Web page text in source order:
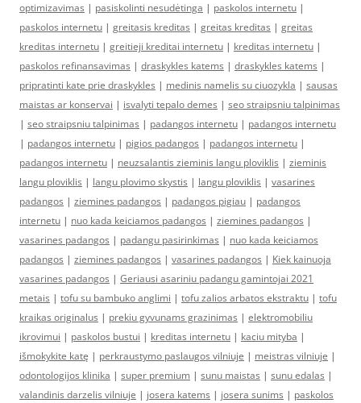
optimizavimas | pasiskolinti nesudėtinga | paskolos internetu |
paskolos internetu | greitasis kreditas | greitas kreditas | greitas
kreditas internetu | greitieji kreditai internetu | kreditas internetu |
paskolos refinansavimas | draskykles katems | draskykles katems |
pripratinti kate prie draskykles | medinis namelis su ciuozykla | sausas
maistas ar konservai | isvalyti tepalo demes | seo straipsniu talpinimas
| seo straipsniu talpinimas | padangos internetu | padangos internetu
| padangos internetu | pigios padangos | padangos internetu |
padangos internetu | neuzsalantis zieminis langu ploviklis | zieminis
langu ploviklis | langu plovimo skystis | langu ploviklis | vasarines
padangos | ziemines padangos | padangos pigiau | padangos
internetu | nuo kada keiciamos padangos | ziemines padangos |
vasarines padangos | padangu pasirinkimas | nuo kada keiciamos
padangos | ziemines padangos | vasarines padangos | Kiek kainuoja
vasarines padangos | Geriausi asariniu padangu gamintojai 2021
metais | tofu su bambuko anglimi | tofu zalios arbatos ekstraktu | tofu
kraikas originalus | prekiu gyvunams grazinimas | elektromobiliu
ikrovimui | paskolos bustui | kreditas internetu | kaciu mityba |
išmokykite katę | perkraustymo paslaugos vilniuje | meistras vilniuje |
odontologijos klinika | super premium | sunu maistas | sunu edalas |
valandinis darzelis vilniuje | josera katems | josera sunims | paskolos